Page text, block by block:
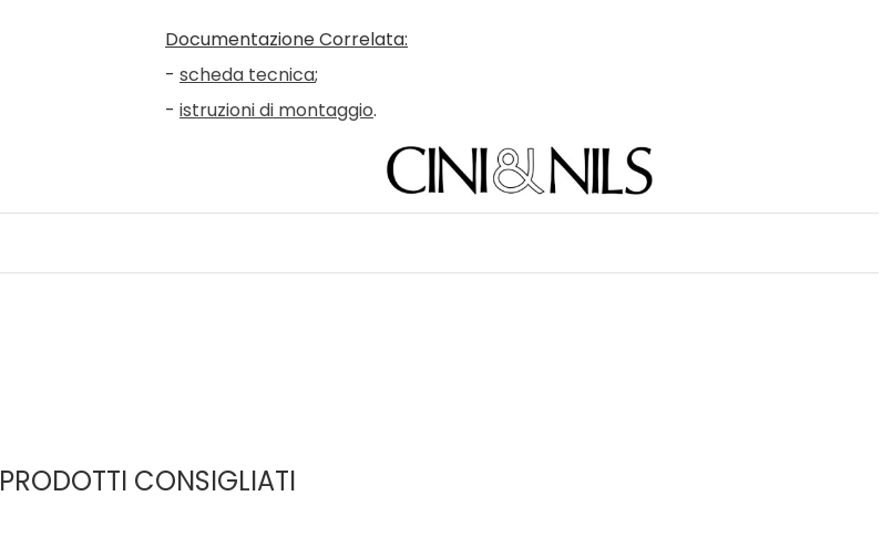
Documentazione Correlata:
- scheda tecnica;
- istruzioni di montaggio.
PRODOTTI CONSIGLIATI